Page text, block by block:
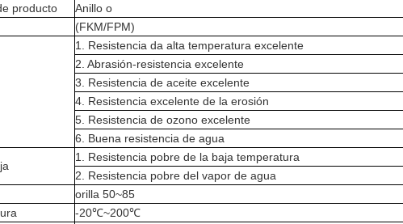
producto
Anillo o
(FKM/FPM)
1. Resistencia da alta temperatura excelente
2. Abrasión-resistencia excelente
3. Resistencia de aceite excelente
4. Resistencia excelente de la erosión
5. Resistencia de ozono excelente
6. Buena resistencia de agua
1. Resistencia pobre de la baja temperatura
2. Resistencia pobre del vapor de agua
orilla 50~85
-20℃~200℃